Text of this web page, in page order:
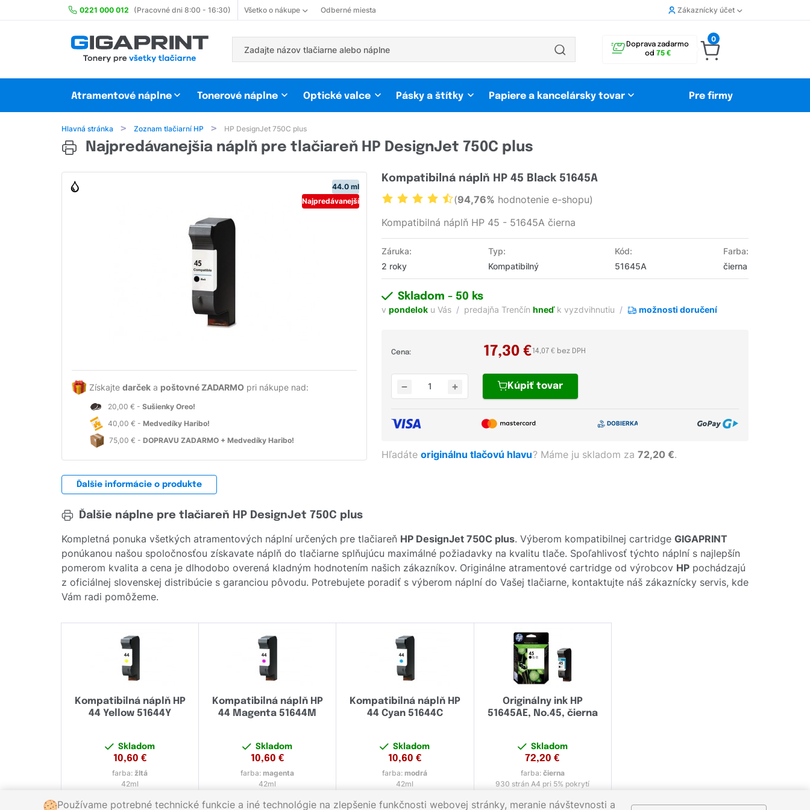
0221 000 012 (Pracovné dni 8:00 - 16:30) Všetko o nákupe Odberné miesta Zákaznícky účet
Doprava zadarmo
od 75 €
0
Atramentové náplne Tonerové náplne Optické valce Pásky a štítky Papiere a kancelársky tovar Pre firmy
Hlavná stránka Zoznam tlačiarní HP HP DesignJet 750C plus
Najpredávanejšia náplň pre tlačiareň HP DesignJet 750C plus
44.0 ml
Najpredávanejší
Získajte darček a poštovné ZADARMO pri nákupe nad:
20,00 € - Sušienky Oreo!
40,00 € - Medvedíky Haribo!
75,00 € - DOPRAVU ZADARMO + Medvedíky Haribo!
Kompatibilná náplň HP 45 Black 51645A
(94,76% hodnotenie e-shopu)
Kompatibilná náplň HP 45 - 51645A čierna
Záruka:
2 roky
Typ:
Kompatibilný
Kód:
51645A
Farba:
čierna
Skladom- 50 ks
vpondelok u Vás predajňa Trenčínhneďk vyzdvihnutiu možnosti doručení
Cena: 17,30 € 14,07 € bez DPH
Kúpiťtovar
Hľadáteoriginálnu tlačovú hlavu? Máme ju skladom za72,20 €.
Ďalšie informácie o produkte
Ďalšie náplne pre tlačiareň HP DesignJet 750C plus
Kompletná ponuka všetkých atramentových náplní určených pre tlačiareň HP DesignJet 750C plus. Výberom kompatibilnej cartridge GIGAPRINT
ponúkanou našou spoločnosťou získavate náplň do tlačiarne splňujúcu maximálné požiadavky na kvalitu tlače. Spoľahlivosť týchto náplní s najlepšín
pomerom kvalita a cena je dlhodobo overená kladným hodnotením našich zákazníkov. Originálne atramentové cartridge od výrobcov HP pochádzajú
z oficiálnej slovenskej distribúcie s garanciou pôvodu. Potrebujete poradiť s výberom náplní do Vašej tlačiarne, kontaktujte náš zákaznícky servis, kde
Vám radi pomôžeme.
Kompatibilná náplň HP
44 Yellow 51644Y
Skladom
10,60 €
farba:žltá
42ml
Kompatibilná náplň HP
44 Magenta 51644M
Skladom
10,60 €
farba:magenta
42ml
Kompatibilná náplň HP
44 Cyan 51644C
Skladom
10,60 €
farba:modrá
42ml
Originálny ink HP
51645AE, No.45, čierna
Skladom
72,20 €
farba: čierna
930 strán A4 pri 5% pokrytí
Používame potrebné technické funkcie a iné technológie na zlepšenie funkčnosti webovej stránky, meranie návštevnosti a